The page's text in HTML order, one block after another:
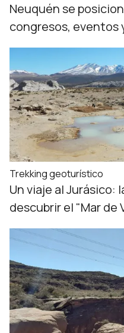
Neuquén se
congresos, eventos
Trekking geoturístico
Un viaje al Jurásico:
descubrir el "Mar de